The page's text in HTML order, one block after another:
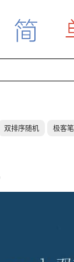
双排序随机 极客